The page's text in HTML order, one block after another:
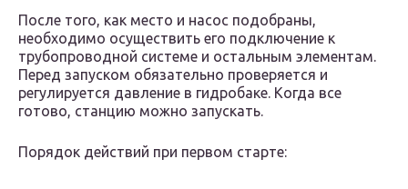
После того, как место и насос подобраны,
необходимо осуществить его подключение к
трубопроводной системе и остальным элементам.
Перед запуском обязательно проверяется и
регулируется давление в гидробаке. Когда все
готово, станцию можно запускать.
Порядок действий при первом старте: